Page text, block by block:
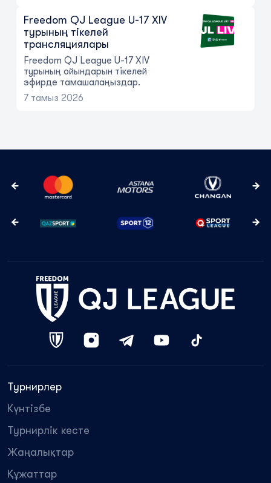
Freedom QJ League U-17 XIV
турының тікелей
трансляциялары
Freedom QJ League U-17 XIV
турының ойындарын тікелей
эфирде тамашалаңыздар.
7 тамыз 2026
Турнирлер
Күнтізбе
Турнирлік кесте
Жаңалықтар
Құжаттар